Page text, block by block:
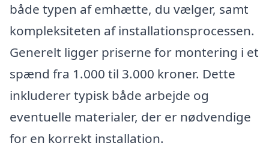
både typen af emhætte, du vælger, samt
kompleksiteten af installationsprocessen.
Generelt ligger priserne for montering i et
spænd fra 1.000 til 3.000 kroner. Dette
inkluderer typisk både arbejde og
eventuelle materialer, der er nødvendige
for en korrekt installation.